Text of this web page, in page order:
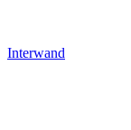
Interwand